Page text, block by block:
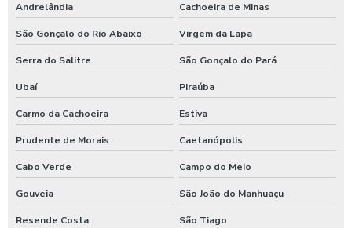
Andrelândia Cachoeira de Minas
São Gonçalo do Rio Abaixo Virgem da Lapa
Serra do Salitre São Gonçalo do Pará
Ubaí Piraúba
Carmo da Cachoeira Estiva
Prudente de Morais Caetanópolis
Cabo Verde Campo do Meio
Gouveia São João do Manhuaçu
Resende Costa São Tiago